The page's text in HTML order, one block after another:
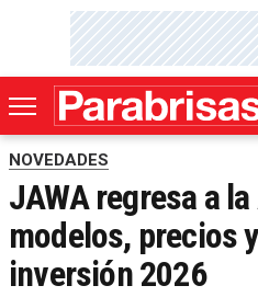
NOVEDADES
JAWA regresa a
modelos, precios
inversión 2026